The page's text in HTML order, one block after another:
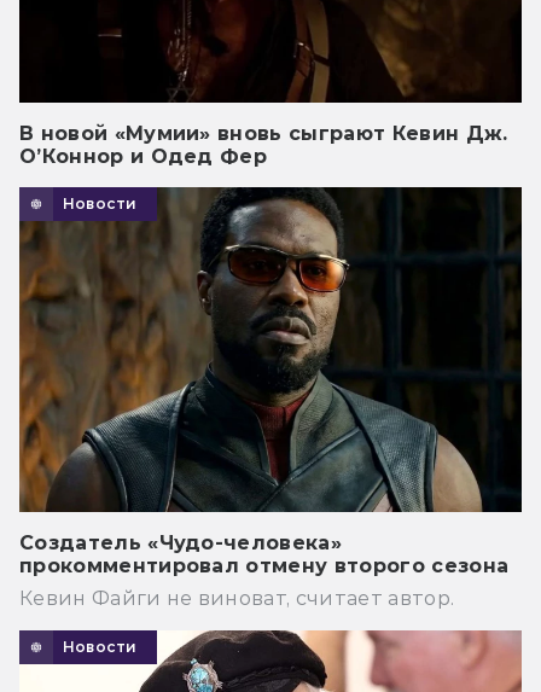
В новой «Мумии» вновь сыграют Кевин Дж.
О’Коннор и Одед Фер
Новости
Создатель «Чудо-человека»
прокомментировал отмену второго сезона
Кевин Файги не виноват, считает автор.
Новости